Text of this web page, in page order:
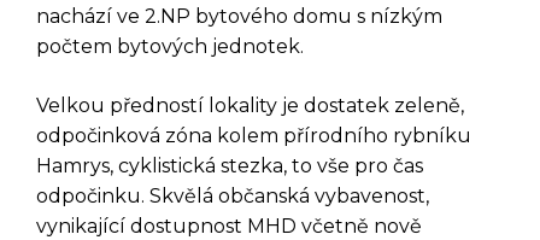
nachází ve 2.NP bytového domu s nízkým
počtem bytových jednotek.
Velkou předností lokality je dostatek zeleně,
odpočinková zóna kolem přírodního rybníku
Hamrys, cyklistická stezka, to vše pro čas
odpočinku. Skvělá občanská vybavenost,
vynikající dostupnost MHD včetně nově